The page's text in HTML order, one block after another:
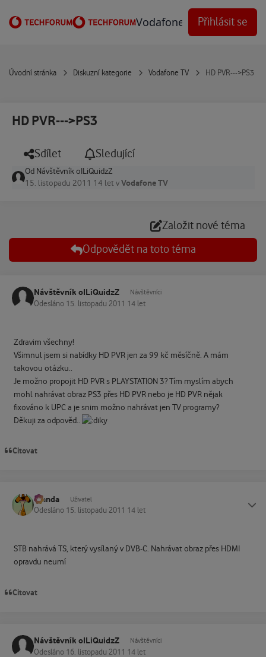
Vodafone Techforum
Přihlásit se
Úvodní stránka Diskuzní kategorie Vodafone TV HD PVR--->PS3
HD PVR--->PS3
Sdílet Sledující
Od Návštěvník oILiQuidzZ
15. listopadu 2011 14 let vVodafone TV
Založit nové téma
Odpovědět na toto téma
Návštěvník oILiQuidzZ Návštěvníci
Odesláno 15. listopadu 2011 14 let
Zdravim všechny!
Všimnul jsem si nabídky HD PVR jen za 99 kč měsíčně. A mám
takovou otázku..
Je možno propojit HD PVR s PLAYSTATION 3? Tím myslím abych
mohl nahrávat obraz PS3 přes HD PVR nebo je HD PVR nějak
fixováno k UPC a je snim možno nahrávat jen TV programy?
Děkuji za odpověd..
Citovat
Standa Uživatel
Odesláno 15. listopadu 2011 14 let
STB nahrává TS, který vysílaný v DVB-C. Nahrávat obraz přes HDMI
opravdu neumí
Citovat
Návštěvník oILiQuidzZ Návštěvníci
Odesláno 16. listopadu 2011 14 let